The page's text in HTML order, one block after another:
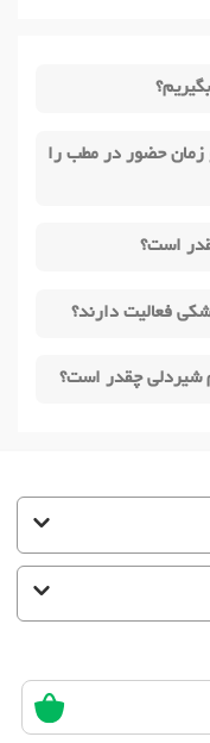
زمان حضور در مطب را
است؟
فعالیت دارند؟
شیردلی چقدر است؟